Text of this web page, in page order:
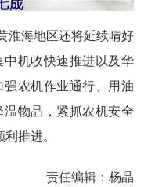
淮海地区还将延续晴好
机收快速推进以及华
农机作业通行、用油
物品，紧抓农机安全
推进。
责任编辑：杨晶